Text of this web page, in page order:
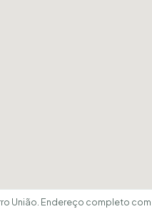
União. Endereço completo